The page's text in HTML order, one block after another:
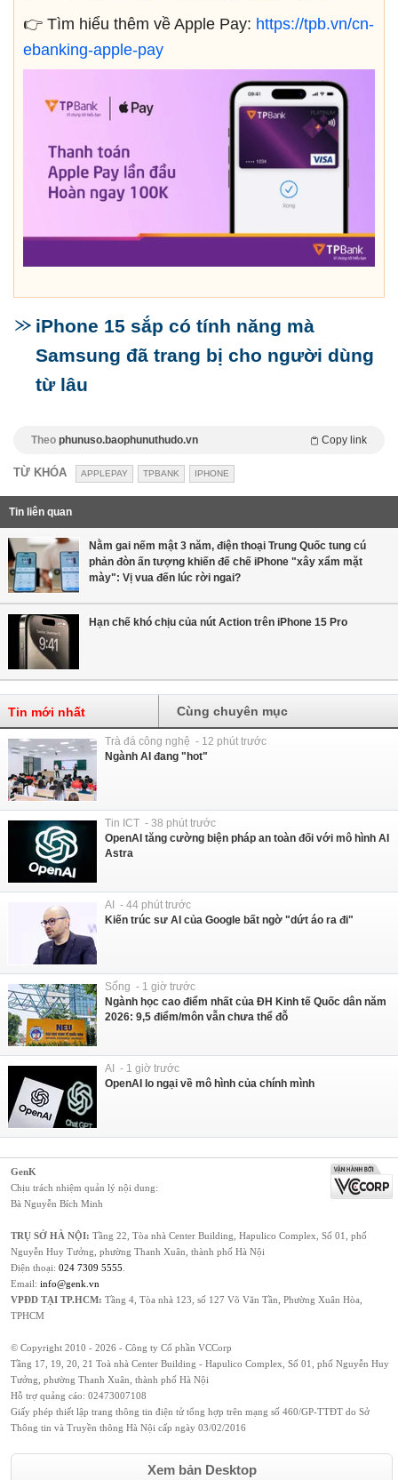
👉 Tìm hiểu thêm về Apple Pay: https://tpb.vn/cn-
ebanking-apple-pay
iPhone 15 sắp có tính năng mà
Samsung đã trang bị cho người dùng
từ lâu
Theo phunuso.baophunuthudo.vn Copy link
TỪ KHÓA APPLEPAY TPBANK IPHONE
Tin liên quan
Nằm gai nếm mật 3 năm, điện thoại Trung Quốc tung cú
phản đòn ấn tượng khiến đế chế iPhone "xây xẩm mặt
mày": Vị vua đến lúc rời ngai?
Hạn chế khó chịu của nút Action trên iPhone 15 Pro
Tin mới nhất Cùng chuyên mục
Trà đá công nghệ - 12 phút trước
Ngành AI đang "hot"
Tin ICT - 38 phút trước
OpenAI tăng cường biện pháp an toàn đối với mô hình AI
Astra
AI - 44 phút trước
Kiến trúc sư AI của Google bất ngờ "dứt áo ra đi"
Sống - 1 giờ trước
Ngành học cao điểm nhất của ĐH Kinh tế Quốc dân năm
2026: 9,5 điểm/môn vẫn chưa thể đỗ
AI - 1 giờ trước
OpenAI lo ngại về mô hình của chính mình
GenK
Chịu trách nhiệm quản lý nội dung:
Bà Nguyễn Bích Minh
TRỤ SỞ HÀ NỘI: Tầng 22, Tòa nhà Center Building, Hapulico Complex, Số 01, phố
Nguyễn Huy Tưởng, phường Thanh Xuân, thành phố Hà Nội
Điện thoại: 024 7309 5555
Email: info@genk.vn
VPĐD TẠI TP.HCM: Tầng 4, Tòa nhà 123, số 127 Võ Văn Tần, Phường Xuân Hòa,
TPHCM
© Copyright 2010 - 2026 - Công ty Cổ phần VCCorp
Tầng 17, 19, 20, 21 Toà nhà Center Building - Hapulico Complex, Số 01, phố Nguyễn Huy
Tưởng, phường Thanh Xuân, thành phố Hà Nội
Hỗ trợ quảng cáo: 02473007108
Giấy phép thiết lập trang thông tin điện tử tổng hợp trên mạng số 460/GP-TTĐT do Sở
Thông tin và Truyền thông Hà Nội cấp ngày 03/02/2016
Xem bản Desktop